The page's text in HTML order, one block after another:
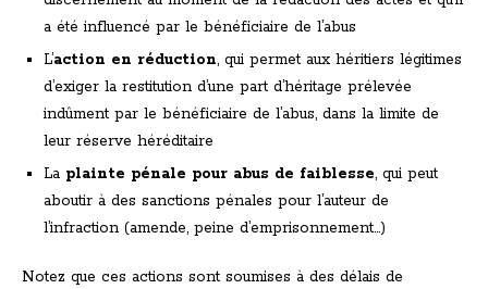
a été influencé par le bénéficiaire de l’abus
L’action en réduction, qui permet aux héritiers légitimes
d’exiger la restitution d’une part d’héritage prélevée
indûment par le bénéficiaire de l’abus, dans la limite de
leur réserve héréditaire
La plainte pénale pour abus de faiblesse, qui peut
aboutir à des sanctions pénales pour l’auteur de
l’infraction (amende, peine d’emprisonnement…)
Notez que ces actions sont soumises à des délais de